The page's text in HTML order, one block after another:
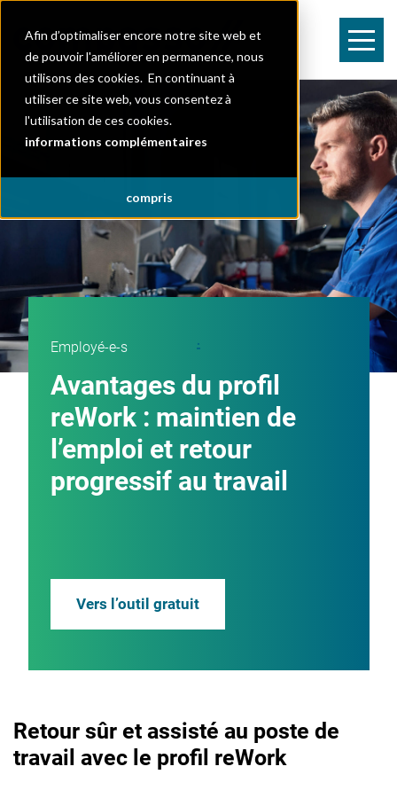
Afin d’optimaliser encore notre site web et
de pouvoir l'améliorer en permanence, nous
utilisons des cookies. En continuant à
utiliser ce site web, vous consentez à
l'utilisation de ces cookies.
informations complémentaires
compris
Employé-e-s
Avantages du profil
reWork : maintien de
l’emploi et retour
progressif au travail
Vers l’outil gratuit
.
Retour sûr et assisté au poste de
travail avec le profil reWork